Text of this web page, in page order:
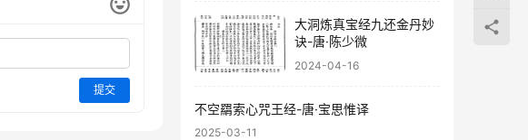
提交
大洞炼真宝经九还金丹妙
诀-唐·陈少微
2024-04-16
不空羂索心咒王经-唐·宝思惟译
2025-03-11